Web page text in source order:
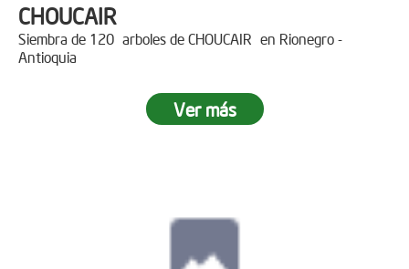
CHOUCAIR
Siembra de 120 arboles de CHOUCAIR en Rionegro -
Antioquia
Ver más